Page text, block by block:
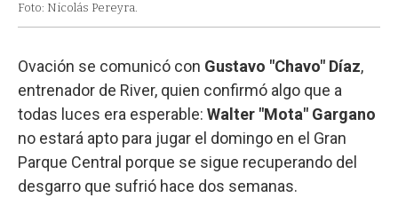
Foto: Nicolás Pereyra.
Ovación se comunicó con Gustavo "Chavo" Díaz,
entrenador de River, quien confirmó algo que a
todas luces era esperable: Walter "Mota" Gargano
no estará apto para jugar el domingo en el Gran
Parque Central porque se sigue recuperando del
desgarro que sufrió hace dos semanas.